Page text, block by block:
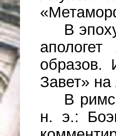
В
образов.
Завет» на
В
н. э.: